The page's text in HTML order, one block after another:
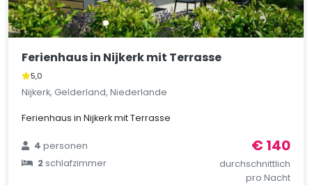
Ferienhaus in Nijkerk mit Terrasse
5,0
Nijkerk, Gelderland, Niederlande
Ferienhaus in Nijkerk mit Terrasse
4personen
2schlafzimmer
€ 140
durchschnittlich
pro Nacht